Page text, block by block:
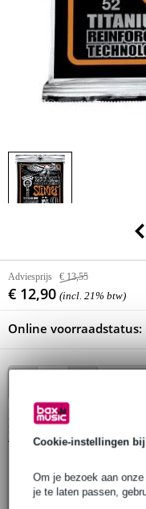
Cookie-instellingen
Om je bezoek aan
je te laten passen,
Adviesprijs € 13,55
€ 12,90 (incl. 21% btw)
Online voorraadstatus:
Dit product is wel (of
Bax Music winkels
30 dagen 'niet goed
3 jaar Bax Music